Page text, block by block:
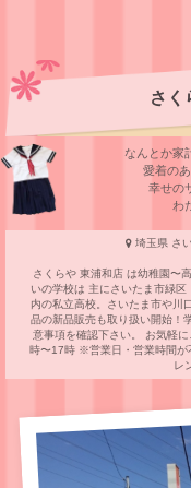
さく
なんとか家
愛着の
幸せの
わ
埼玉県 さ
さくらや 東浦和店 は幼稚園〜
いの学校は 主にさいたま市緑
内の私立高校。さいたま市や川
品の新品販売も取り扱い開始！
意事項を確認下さい。 お気軽
時〜17時 ※営業日・営業時間が
レ